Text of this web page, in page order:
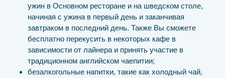
ужин в Основном ресторане и на шведском столе,
начиная с ужина в первый день и заканчивая
завтраком в последний день. Также Вы сможете
бесплатно перекусить в некоторых кафе в
зависимости от лайнера и принять участие в
традиционном английском чаепитии;
безалкогольные напитки, такие как холодный чай,